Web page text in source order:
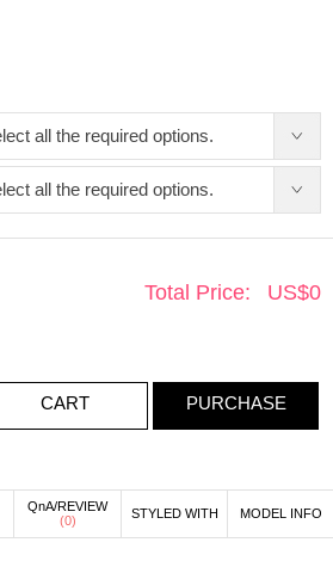
Total Price: US$0
CART PURCHASE
QnA/REVIEW
(0) STYLED WITH MODEL INFO